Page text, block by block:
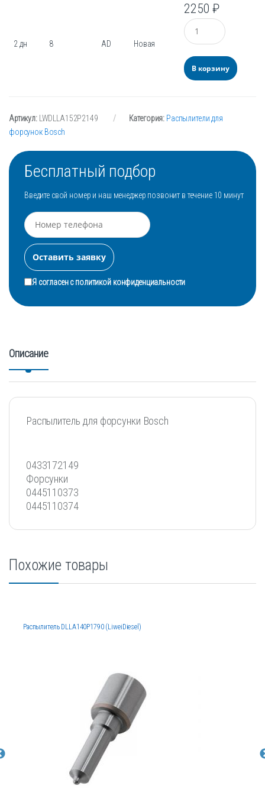
2 дн 8 AD Новая
2250₽
Количество
В корзину
Артикул: LWDLLA152P2149 Категория: Распылители для
форсунок Bosch
Бесплатный подбор
Введите свой номер и наш менеджер позвонит в течение 10 минут
Я согласен сполитикой конфиденциальности
Описание
Распылитель для форсунки Bosch
0433172149
Форсунки
0445110373
0445110374
Похожие товары
Распылитель DLLA140P1790 (LiweiDiesel)